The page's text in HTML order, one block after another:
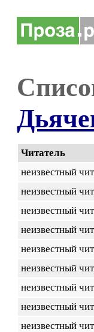
Читатель
неизвестный
неизвестный
неизвестный
неизвестный
неизвестный
неизвестный
неизвестный
неизвестный
неизвестный